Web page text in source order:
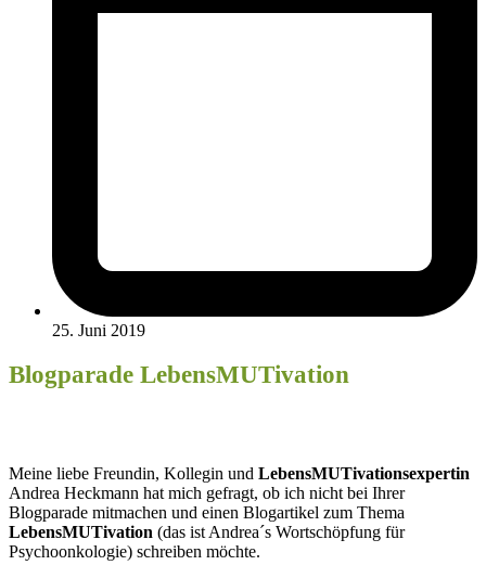
25. Juni 2019
Blogparade LebensMUTivation
Meine liebe Freundin, Kollegin und LebensMUTivationsexpertin
Andrea Heckmann hat mich gefragt, ob ich nicht bei Ihrer
Blogparade mitmachen und einen Blogartikel zum Thema
LebensMUTivation (das ist Andrea´s Wortschöpfung für
Psychoonkologie) schreiben möchte.